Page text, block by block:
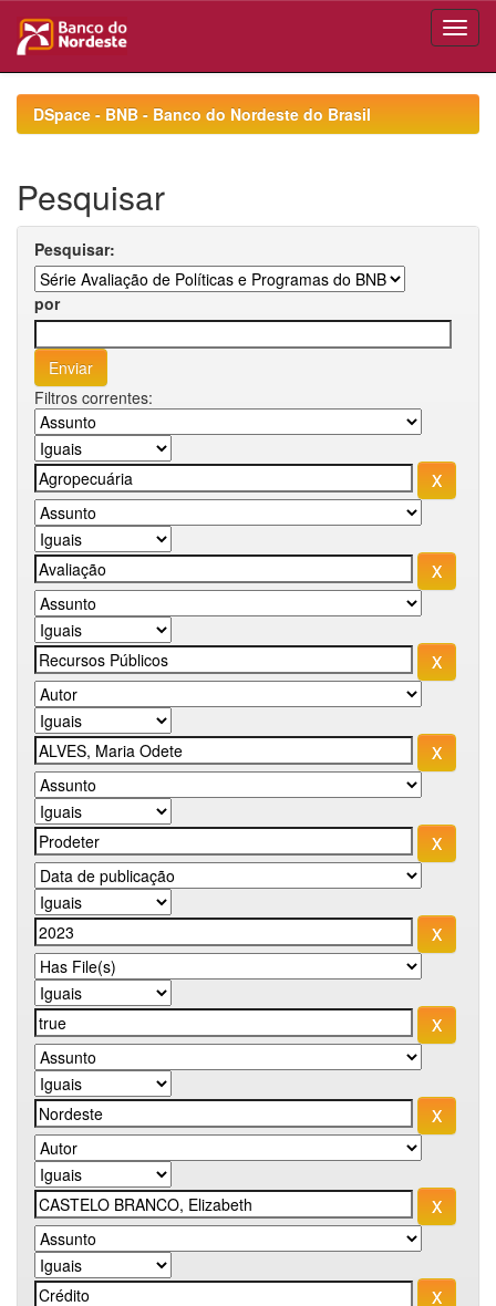
navigationDSpace - BNB - Banco do Nordeste do Brasil
Pesquisar
Pesquisar:
por
Filtros correntes: